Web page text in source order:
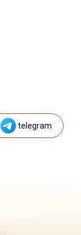
telegram